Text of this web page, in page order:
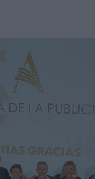
EL PATRIMONIO
EN SU ÚLTIMA CAMPAÑA
MARCA A LARGO PLAZO Y
HOTELS & RESORTS
DE INUSUALY PARA
ORANGE
OPORTUNIDAD DE INCLUSIÓN